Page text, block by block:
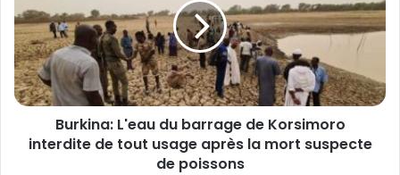
é
s
e
a
u
i
n
a
:
L
Burkina: L'eau du barrage de Korsimoro
interdite de tout usage après la mort suspecte
de poissons